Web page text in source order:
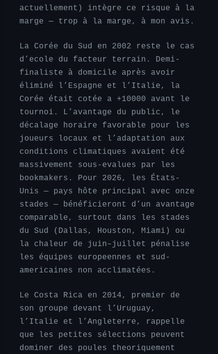
actuellement) intègre ce risque à la
marge — trop à la marge, à mon avis.
La Corée du Sud en 2002 reste le cas
d’ecole du facteur terrain. Demi-
finaliste à domicile après avoir
éliminé l’Espagne et l’Italie, la
Corée était cotée a +10000 avant le
tournoi. L’avantage du public, le
décalage horaire favorable pour les
joueurs locaux et l’adaptation aux
conditions climatiques avaient été
massivement sous-evalues par les
bookmakers. Pour 2026, les États-
Unis — pays hôte principal avec onze
stades — bénéficieront d’un avantage
comparable, surtout dans les stades
du Sud (Dallas, Houston, Miami) ou
la chaleur de juin–juillet pénalise
les équipes europeennes et sud-
americaines non acclimatées.
Le Costa Rica en 2014, premier de
son groupe devant l’Uruguay,
l’Italie et l’Angleterre, rappelle
que les petites sélections peuvent
dominer des poules theoriquement